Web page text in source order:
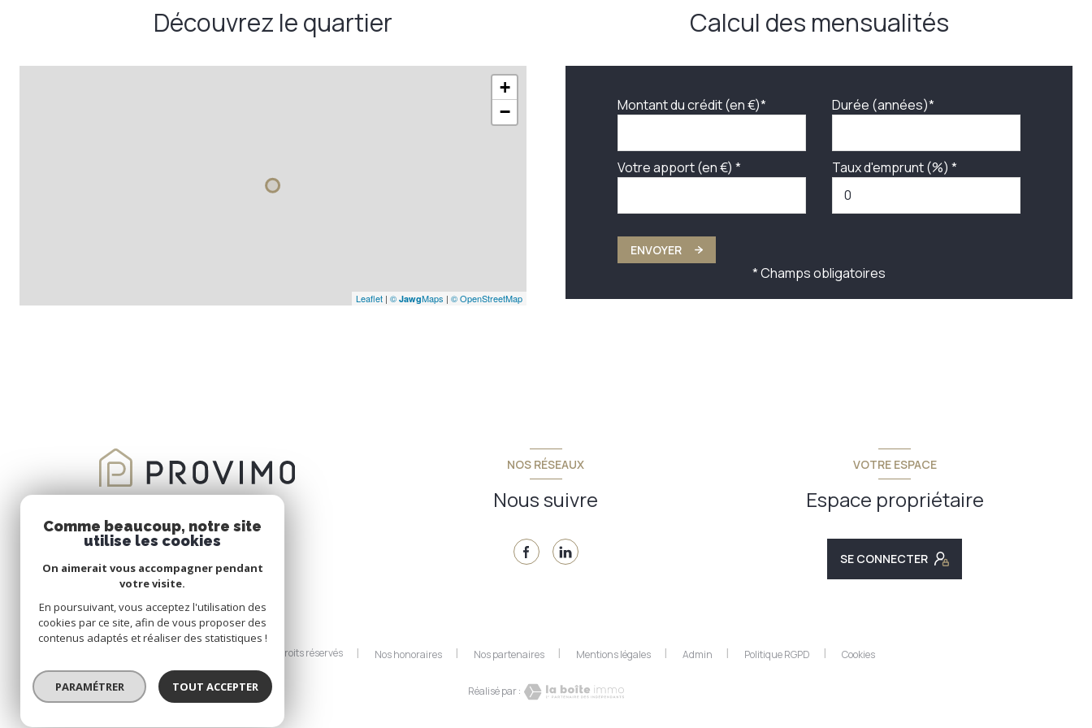
Découvrez le quartier
+
−
Leaflet | © JawgMaps | © OpenStreetMap
Calcul des mensualités
Montant du crédit (en €)* Durée (années)*
Votre apport (en €) * Taux d'emprunt (%) *
ENVOYER
* Champs obligatoires
NOS RÉSEAUX
Nous suivre
VOTRE ESPACE
Espace propriétaire
SE CONNECTER
© 2026 | Tous droits réservés Nos honoraires Nos partenaires Mentions légales Admin Politique RGPD Cookies
Réalisé par :
Comme beaucoup, notre site
utilise les cookies
On aimerait vous accompagner pendant
votre visite.
En poursuivant, vous acceptez l'utilisation des
cookies par ce site, afin de vous proposer des
contenus adaptés et réaliser des statistiques !
PARAMÉTRER TOUT ACCEPTER